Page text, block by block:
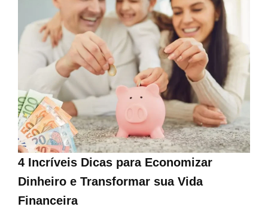
4 Incríveis Dicas para Economizar
Dinheiro e Transformar sua Vida
Financeira